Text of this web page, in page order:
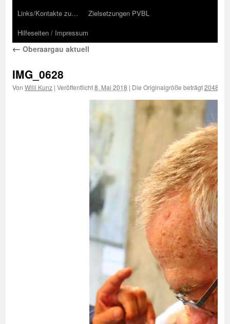
Links/Kontakte zu…
Zielsetzungen PVBL
Hilfeseiten / Impressum
← Oberaargau aktuell
IMG_0628
Von Willi Kunz | Veröffentlicht8. Mai 2018 | Die Originalgröße beträgt2048 ×